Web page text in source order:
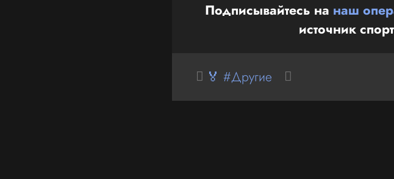
Подписывайтесь на наш
источник
🏅 #Другие